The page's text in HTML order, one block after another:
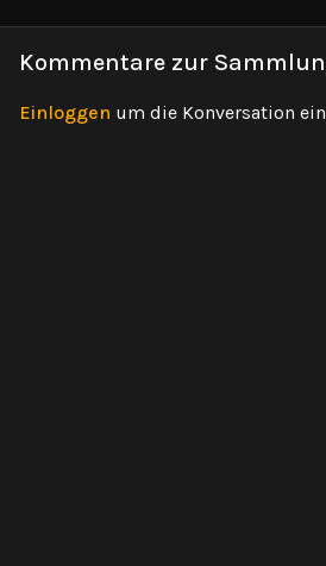
auszubalancieren.
aus dem
Kommentare zur
Einloggen um die Konversation